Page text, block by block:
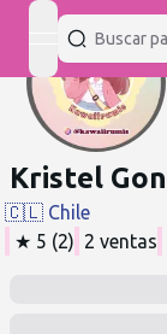
open
Kristel
🇨🇱 Chile
★ 5 (2) 2 ventas